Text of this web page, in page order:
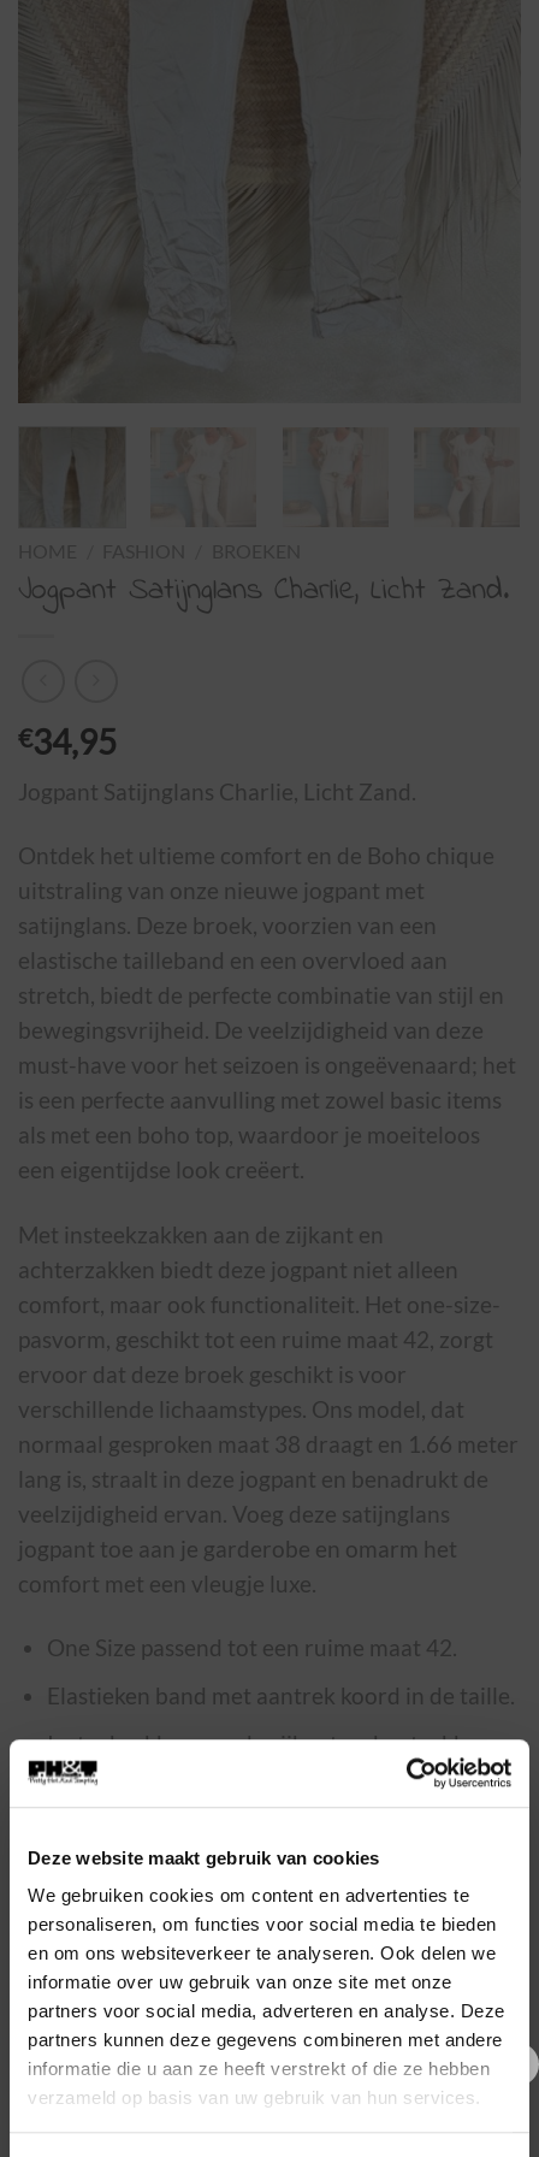
Deze website maakt gebruik van cookies
We gebruiken cookies om content en advertenties te
personaliseren, om functies voor social media te bieden
en om ons websiteverkeer te analyseren. Ook delen we
informatie over uw gebruik van onze site met onze
partners voor social media, adverteren en analyse. Deze
partners kunnen deze gegevens combineren met andere
informatie die u aan ze heeft verstrekt of die ze hebben
verzameld op basis van uw gebruik van hun services.
Jogpant Satijnglans Charlie, Licht Zand.
€34,95
Jogpant Satijnglans Charlie, Licht Zand.
Ontdek het ultieme comfort en de Boho chique
uitstraling van onze nieuwe jogpant met
satijnglans. Deze broek, voorzien van een
elastische tailleband en een overvloed aan
stretch, biedt de perfecte combinatie van stijl en
bewegingsvrijheid. De veelzijdigheid van deze
must-have voor het seizoen is ongeëvenaard; het
is een perfecte aanvulling met zowel basic items
als met een boho top, waardoor je moeiteloos
een eigentijdse look creëert.
Met insteekzakken aan de zijkant en
achterzakken biedt deze jogpant niet alleen
comfort, maar ook functionaliteit. Het one-size-
pasvorm, geschikt tot een ruime maat 42, zorgt
ervoor dat deze broek geschikt is voor
verschillende lichaamstypes. Ons model, dat
normaal gesproken maat 38 draagt en 1.66 meter
lang is, straalt in deze jogpant en benadrukt de
veelzijdigheid ervan. Voeg deze satijnglans
jogpant toe aan je garderobe en omarm het
comfort met een vleugje luxe.
One Size passend tot een ruime maat 42.
Elastieken band met aantrek koord in de taille.
Insteekzakken aan de zijkant en kontzakken op
de achterkant.
75% viscose, 20% nylon, 5% elastan.
*kleuren op de foto’s kunnen altijd licht afwijken
van de werkelijkheid i.v.m. lichtval tijdens de
fotografie.
€5,- korting op je eerste
bestelling